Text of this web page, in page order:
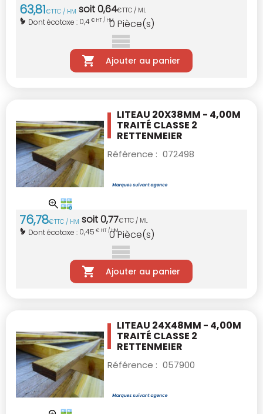
63,81€TTC / HM soit0,64€TTC / ML
Dont écotaxe : 0,4€ HT / HM
0 Pièce(s)
Ajouter au panier
LITEAU 20X38MM - 4,00M
TRAITÉ CLASSE 2
RETTENMEIER
Référence : 072498
76,78€TTC / HM soit0,77€TTC / ML
Dont écotaxe : 0,45 € HT / HM
0Pièce(s)
Ajouter au panier
LITEAU 24X48MM - 4,00M
TRAITÉ CLASSE 2
RETTENMEIER
Référence : 057900